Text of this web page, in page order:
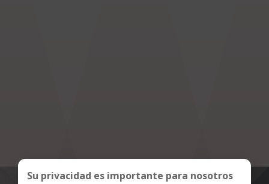
Su privacidad es importante para nosotros